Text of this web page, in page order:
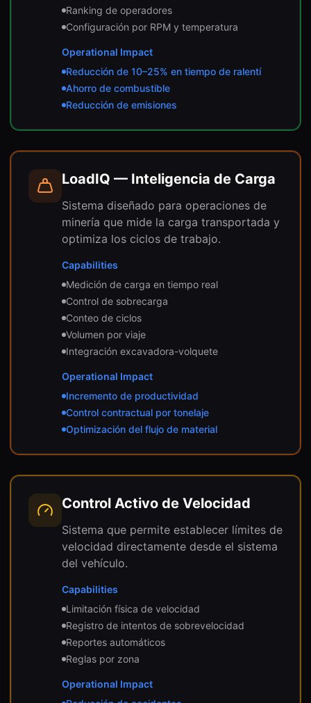
Ranking de operadores
Configuración por RPM y temperatura
Operational Impact
Reducción de 10–25% en tiempo de ralentí
Ahorro de combustible
Reducción de emisiones
LoadIQ — Inteligencia de Carga
Sistema diseñado para operaciones de
minería que mide la carga transportada y
optimiza los ciclos de trabajo.
Capabilities
Medición de carga en tiempo real
Control de sobrecarga
Conteo de ciclos
Volumen por viaje
Integración excavadora-volquete
Operational Impact
Incremento de productividad
Control contractual por tonelaje
Optimización del flujo de material
Control Activo de Velocidad
Sistema que permite establecer límites de
velocidad directamente desde el sistema
del vehículo.
Capabilities
Limitación física de velocidad
Registro de intentos de sobrevelocidad
Reportes automáticos
Reglas por zona
Operational Impact